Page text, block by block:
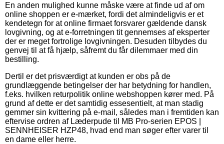
En anden mulighed kunne måske være at finde ud af om
online shoppen er e-mærket, fordi det almindeligvis er et
kendetegn for at online firmaet forsvarer gældende dansk
lovgivning, og at e-forretningen tit gennemses af eksperter
der er meget fortrolige lovgivningen. Desuden tilbydes du
genvej til at få hjælp, såfremt du får dilemmaer med din
bestilling.
Dertil er det prisværdigt at kunden er obs på de
grundlæggende betingelser der har betydning for handlen,
f.eks. hvilken returpolitik online webshoppen kører med. På
grund af dette er det samtidig essesentielt, at man stadig
gemmer sin kvittering på e-mail, således man i fremtiden kan
eftervise ordren af Læderpude til MB Pro-serien EPOS |
SENNHEISER HZP48, hvad end man søger efter varer til
en dame eller herre.